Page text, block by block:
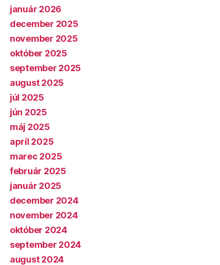
január 2026
december 2025
november 2025
október 2025
september 2025
august 2025
júl 2025
jún 2025
máj 2025
apríl 2025
marec 2025
február 2025
január 2025
december 2024
november 2024
október 2024
september 2024
august 2024